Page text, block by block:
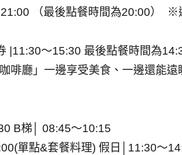
（最後點餐時間為20:00） ※
|11:30～15:30 最後點餐時間為
啡廳」一邊享受美食、一邊還能
B梯│ 08:45～10:15
單點&套餐料理) 假日│11:30～